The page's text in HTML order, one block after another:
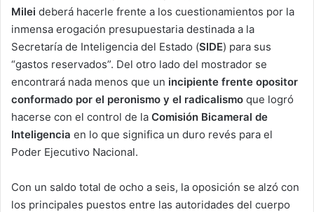
Milei deberá hacerle frente a los cuestionamientos por la
inmensa erogación presupuestaria destinada a la
Secretaría de Inteligencia del Estado (SIDE) para sus
“gastos reservados”. Del otro lado del mostrador se
encontrará nada menos que un incipiente frente opositor
conformado por el peronismo y el radicalismo que logró
hacerse con el control de la Comisión Bicameral de
Inteligencia en lo que significa un duro revés para el
Poder Ejecutivo Nacional.
Con un saldo total de ocho a seis, la oposición se alzó con
los principales puestos entre las autoridades del cuerpo